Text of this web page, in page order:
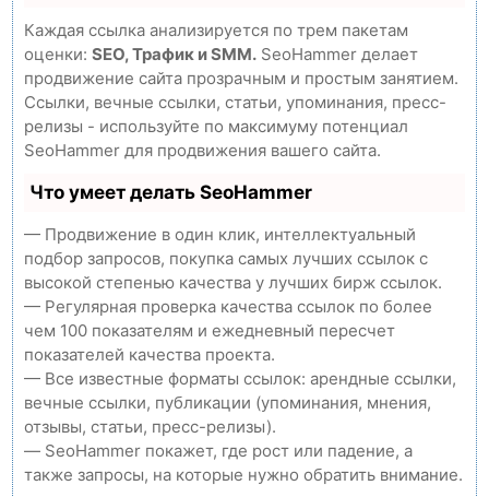
Каждая ссылка анализируется по трем пакетам
оценки: SEO, Трафик и SMM. SeoHammer делает
продвижение сайта прозрачным и простым занятием.
Ссылки, вечные ссылки, статьи, упоминания, пресс-
релизы - используйте по максимуму потенциал
SeoHammer для продвижения вашего сайта.
Что умеет делать SeoHammer
— Продвижение в один клик, интеллектуальный
подбор запросов, покупка самых лучших ссылок с
высокой степенью качества у лучших бирж ссылок.
— Регулярная проверка качества ссылок по более
чем 100 показателям и ежедневный пересчет
показателей качества проекта.
— Все известные форматы ссылок: арендные ссылки,
вечные ссылки, публикации (упоминания, мнения,
отзывы, статьи, пресс-релизы).
— SeoHammer покажет, где рост или падение, а
также запросы, на которые нужно обратить внимание.